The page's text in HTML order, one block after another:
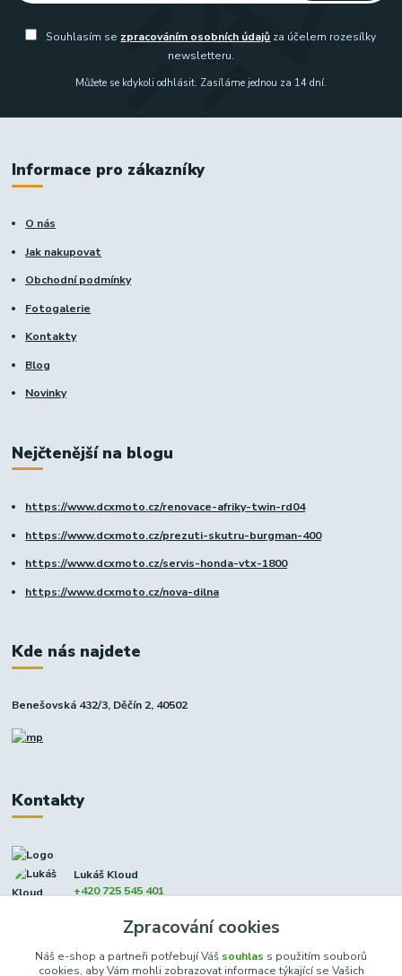
Souhlasím se zpracováním osobních údajů za účelem rozesílky
newsletteru.
Můžete se kdykoli odhlásit. Zasíláme jednou za 14 dní.
Informace pro zákazníky
O nás
Jak nakupovat
Obchodní podmínky
Fotogalerie
Kontakty
Blog
Novinky
Nejčtenější na blogu
https://www.dcxmoto.cz/renovace-afriky-twin-rd04
https://www.dcxmoto.cz/prezuti-skutru-burgman-400
https://www.dcxmoto.cz/servis-honda-vtx-1800
https://www.dcxmoto.cz/nova-dilna
Kde nás najdete
Benešovská 432/3, Děčín 2, 40502
Kontakty
Lukáš Kloud
+420 725 545 401
Zpracování cookies
Náš e-shop a partneři potřebují Váš souhlas s použitím souborů
cookies, aby Vám mohli zobrazovat informace týkající se Vašich